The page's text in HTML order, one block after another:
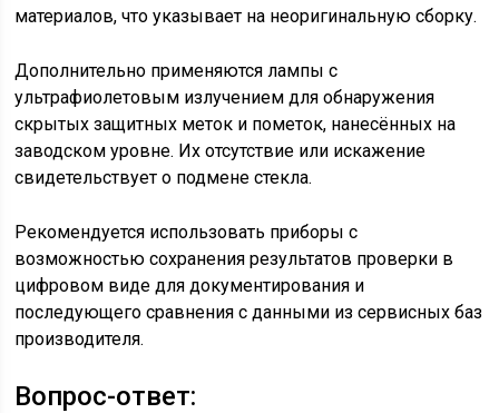
материалов, что указывает на неоригинальную сборку.
Дополнительно применяются лампы с
ультрафиолетовым излучением для обнаружения
скрытых защитных меток и пометок, нанесённых на
заводском уровне. Их отсутствие или искажение
свидетельствует о подмене стекла.
Рекомендуется использовать приборы с
возможностью сохранения результатов проверки в
цифровом виде для документирования и
последующего сравнения с данными из сервисных баз
производителя.
Вопрос-ответ: